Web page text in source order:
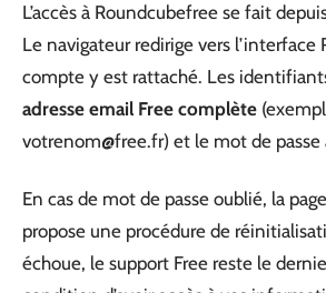
L’accès à Roundcubefree se fait
Le navigateur redirige vers l’interface
compte y est rattaché. Les
adresse email Free complète
votrenom@free.fr) et le mot de passe
En cas de mot de passe oublié, la
propose une procédure de
échoue, le support Free reste le